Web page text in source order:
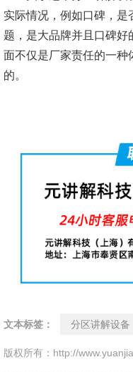
实际情况，例如口碑，是
题，是大品牌并且口碑好
面不仅是厂家责任的一种
的。
文本标签： 分区讲解设备
版权所有：http://